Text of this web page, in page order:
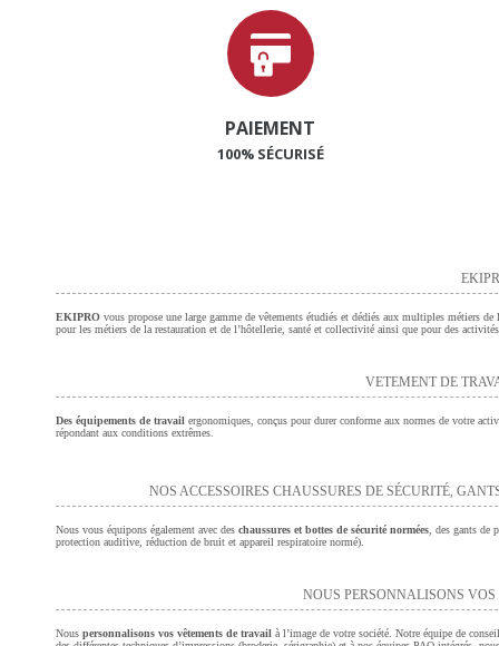
PAIEMENT
100% SÉCURISÉ
EKIPROvous propose une large gamme de vêtements étudiés et dédiés aux multiples métiers
pour les métiers de la restauration et de l’hôtellerie, santé et collectivité ainsi que pour des
VETEMENT DE
Des équipements de travail ergonomiques, conçus pour durer conforme aux normes de votre
répondant aux conditions extrêmes.
NOS ACCESSOIRES CHAUSSURES DE SÉCURITÉ,
Nous vous équipons également avec des chaussures et bottes de sécurité normées, des gants de
protection auditive, réduction de bruit et appareil respiratoire normé).
NOUS PERSONNALISONS
Nous personnalisons vos vêtements de travail à l’image de votre société. Notre équipe de